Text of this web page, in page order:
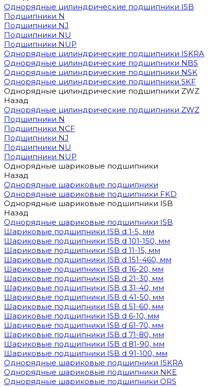
Однорядные цилиндрические подшипники ISB
Подшипники N
Подшипники NJ
Подшипники NU
Подшипники NUP
Однорядные цилиндрические подшипники ISKRA
Однорядные цилиндрические подшипники NBS
Однорядные цилиндрические подшипники NSK
Однорядные цилиндрические подшипники SKF
Однорядные цилиндрические подшипники ZWZ
Назад
Однорядные цилиндрические подшипники ZWZ
Подшипники N
Подшипники NCF
Подшипники NJ
Подшипники NU
Подшипники NUP
Однорядные шариковые подшипники
Назад
Однорядные шариковые подшипники
Однорядные шариковые подшипники FKD
Однорядные шариковые подшипники ISB
Назад
Однорядные шариковые подшипники ISB
Шариковые подшипники ISB d 1-5, мм
Шариковые подшипники ISB d 101-150, мм
Шариковые подшипники ISB d 11-15, мм
Шариковые подшипники ISB d 151-460, мм
Шариковые подшипники ISB d 16-20, мм
Шариковые подшипники ISB d 21-30, мм
Шариковые подшипники ISB d 31-40, мм
Шариковые подшипники ISB d 41-50, мм
Шариковые подшипники ISB d 51-60, мм
Шариковые подшипники ISB d 6-10, мм
Шариковые подшипники ISB d 61-70, мм
Шариковые подшипники ISB d 71-80, мм
Шариковые подшипники ISB d 81-90, мм
Шариковые подшипники ISB d 91-100, мм
Однорядные шариковые подшипники ISKRA
Однорядные шариковые подшипники NKE
Однорядные шариковые подшипники ORS